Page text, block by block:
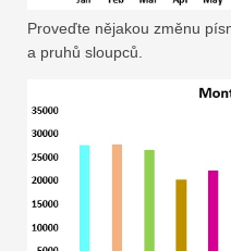
Proveďte nějakou změnu
a pruhů sloupců.